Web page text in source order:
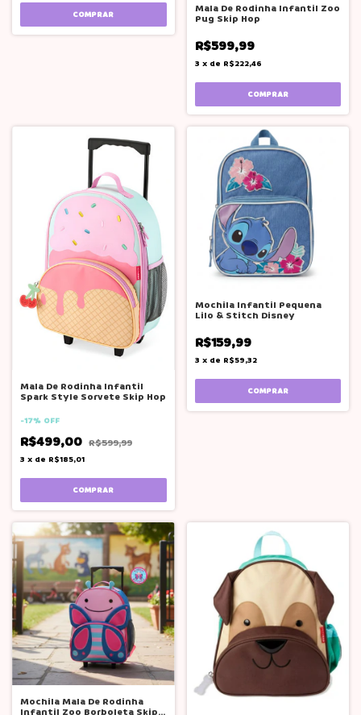
Mala De Rodinha Infantil Zoo
Pug Skip Hop
R$599,99
3 x de R$222,46
Mala De Rodinha Infantil
Spark Style Sorvete Skip Hop
-17% OFF
R$499,00 R$599,99
3 x de R$185,01
Mochila Infantil Pequena
Lilo & Stitch Disney
R$159,99
3 x de R$59,32
Mochila Mala De Rodinha
Infantil Zoo Borboleta Skip